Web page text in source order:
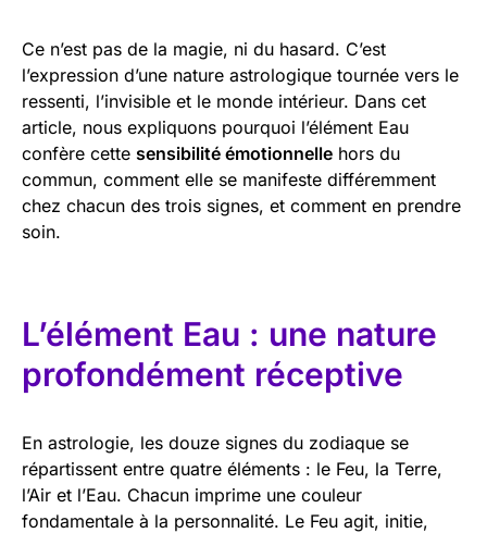
Ce n’est pas de la magie, ni du hasard. C’est
l’expression d’une nature astrologique tournée vers le
ressenti, l’invisible et le monde intérieur. Dans cet
article, nous expliquons pourquoi l’élément Eau
confère cette sensibilité émotionnelle hors du
commun, comment elle se manifeste différemment
chez chacun des trois signes, et comment en prendre
soin.
L’élément Eau : une nature
profondément réceptive
En astrologie, les douze signes du zodiaque se
répartissent entre quatre éléments : le Feu, la Terre,
l’Air et l’Eau. Chacun imprime une couleur
fondamentale à la personnalité. Le Feu agit, initie,